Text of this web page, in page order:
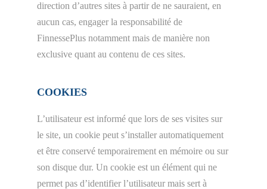
direction d’autres sites à partir de ne sauraient, en
aucun cas, engager la responsabilité de
FinnessePlus notamment mais de manière non
exclusive quant au contenu de ces sites.
COOKIES
L’utilisateur est informé que lors de ses visites sur
le site, un cookie peut s’installer automatiquement
et être conservé temporairement en mémoire ou sur
son disque dur. Un cookie est un élément qui ne
permet pas d’identifier l’utilisateur mais sert à